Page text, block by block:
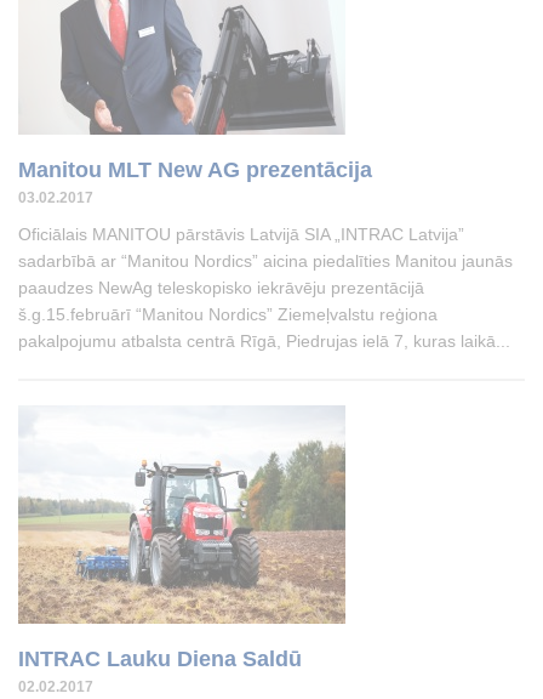
Manitou MLT New AG prezentācija
03.02.2017
Oficiālais MANITOU pārstāvis Latvijā SIA „INTRAC Latvija”
sadarbībā ar “Manitou Nordics” aicina piedalīties Manitou jaunās
paaudzes NewAg teleskopisko iekrāvēju prezentācijā
š.g.15.februārī “Manitou Nordics” Ziemeļvalstu reģiona
pakalpojumu atbalsta centrā Rīgā, Piedrujas ielā 7, kuras laikā...
INTRAC Lauku Diena Saldū
02.02.2017